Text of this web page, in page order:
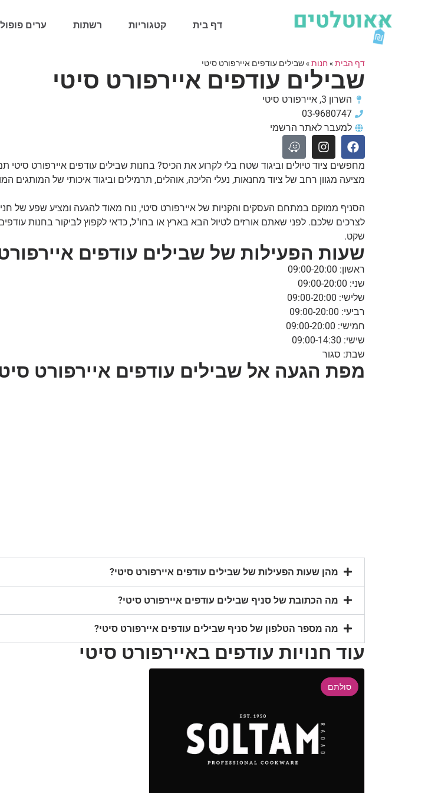
דף בית קטגוריות רשתות ערים
דף הבית» חנות»שבילים עודפים איירפורט סיטי
שבילים עודפים איירפורט סיטי
השרון 3, איירפורט סיטי
03-9680747
למעבר לאתר הרשמי
מחפשים ציוד טיולים וביגוד שטח בלי לקרוע את הכיס? בחנות שבילים עודפים איירפורט
מציעה מגוון רחב של ציוד מחנאות, נעלי הליכה, אוהלים, תרמילים וביגוד איכותי של
הסניף ממוקם במתחם העסקים והקניות של איירפורט סיטי, נוח מאוד להגעה ומציע שפע של
לצרכים שלכם. לפני שאתם אורזים לטיול הבא בארץ או בחו"ל, כדאי לקפוץ לביקור בחנות
שקט.
שעות הפעילות של שבילים עודפים
ראשון: 09:00-20:00
שני: 09:00-20:00
שלישי: 09:00-20:00
רביעי: 09:00-20:00
חמישי: 09:00-20:00
שישי: 09:00-14:30
שבת: סגור
מפת הגעה אל שבילים עודפים איירפורט
מהן שעות הפעילות של שבילים עודפים איירפורט סיטי?
מה הכתובת של סניף שבילים עודפים איירפורט סיטי?
מה מספר הטלפון של סניף שבילים עודפים איירפורט סיטי?
עוד חנויות עודפים באיירפורט סיטי
סולתם